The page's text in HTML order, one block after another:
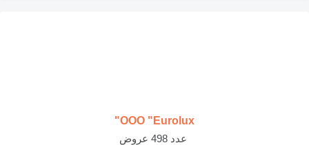
OOO "Eurolux"
‏ عدد 498 عروض